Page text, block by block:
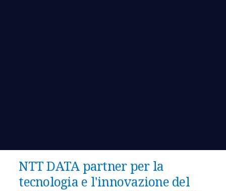
NTT DATA partner per la
tecnologia e l'innovazione del